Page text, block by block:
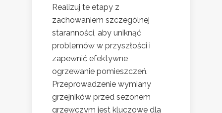
Realizuj te etapy z
zachowaniem szczególnej
staranności, aby uniknąć
problemów w przyszłości i
zapewnić efektywne
ogrzewanie pomieszczeń.
Przeprowadzenie wymiany
grzejników przed sezonem
grzewczym jest kluczowe dla